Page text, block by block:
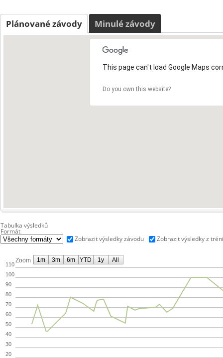
Plánované závody Minulé závody
This page can't load Google Maps
Do you own this website?
Tabulka výsledků
Formát
Zobrazit výsledky závodu
Zobrazit výsledky z
Zoom
20
30
40
50
60
70
80
90
100
110
1m 3m 6m YTD 1y All